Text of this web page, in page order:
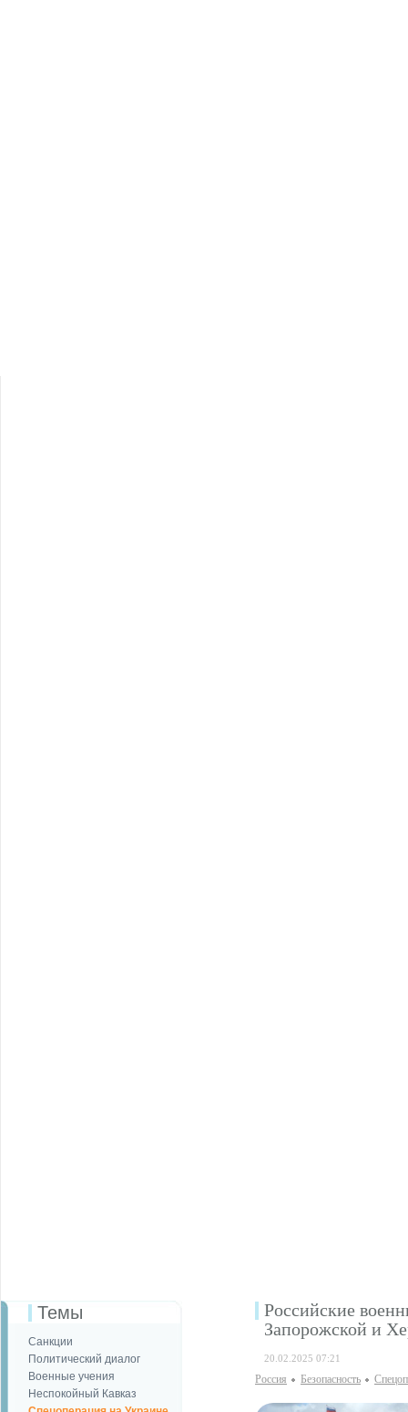
Темы
Санкции
Политический диалог
Военные учения
Неспокойный Кавказ
Российские
Запорожской и
20.02.2025 07:21
Россия Безопаcность